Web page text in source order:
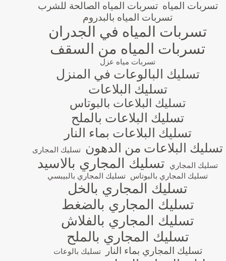
تسربات المياه تسربات المياه الصالحة للشرب
تسربات المياه بالبدروم
تسربات المياه في الجدران
تسربات المياه من السقف
تسربات مياه عزل
تسليك البالوعات في المنزل
تسليك البلاعات
تسليك البلاعات بالبوتاس
تسليك البلاعات بالملح
تسليك البلاعات بماء النار
تسليك البلاعات من الدهون تسليك المجارى
تسليك المجاري
تسليك المجاري بالاسيد
تسليك المجاري بالبوتاس تسليك المجاري بالبيبسي
تسليك المجاري بالخل
تسليك المجاري بالضغط
تسليك المجاري بالفلاش
تسليك المجاري بالملح
تسليك المجاري بماء النار تسليك بالوعات